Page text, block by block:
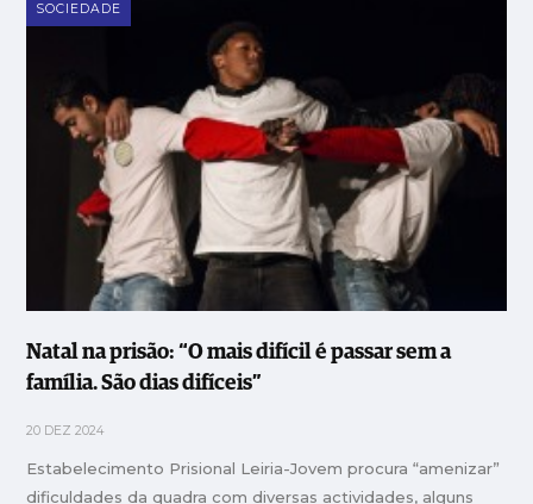
SOCIEDADE
Natal na prisão: “O mais difícil é passar sem a
família. São dias difíceis”
20 DEZ 2024
Estabelecimento Prisional Leiria-Jovem procura “amenizar”
dificuldades da quadra com diversas actividades, alguns